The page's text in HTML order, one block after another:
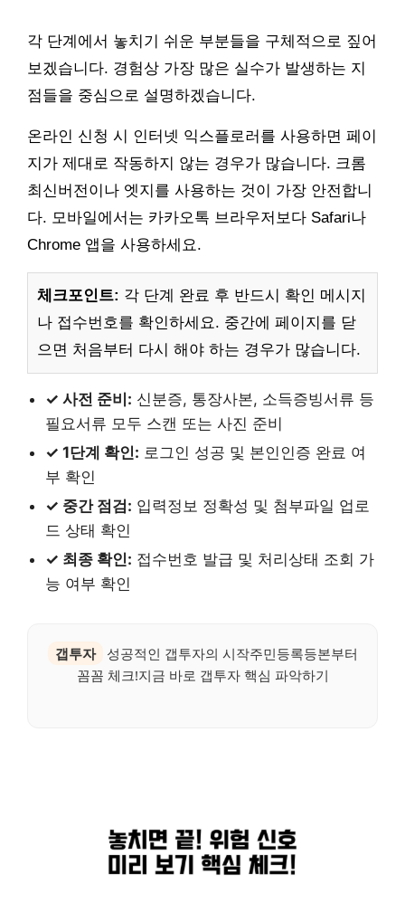
각 단계에서 놓치기 쉬운 부분들을 구체적으로 짚어
보겠습니다. 경험상 가장 많은 실수가 발생하는 지
점들을 중심으로 설명하겠습니다.
온라인 신청 시 인터넷 익스플로러를 사용하면 페이
지가 제대로 작동하지 않는 경우가 많습니다. 크롬
최신버전이나 엣지를 사용하는 것이 가장 안전합니
다. 모바일에서는 카카오톡 브라우저보다 Safari나
Chrome 앱을 사용하세요.
체크포인트: 각 단계 완료 후 반드시 확인 메시지
나 접수번호를 확인하세요. 중간에 페이지를 닫
으면 처음부터 다시 해야 하는 경우가 많습니다.
✓ 사전 준비: 신분증, 통장사본, 소득증빙서류 등
필요서류 모두 스캔 또는 사진 준비
✓ 1단계 확인: 로그인 성공 및 본인인증 완료 여
부 확인
✓ 중간 점검: 입력정보 정확성 및 첨부파일 업로
드 상태 확인
✓ 최종 확인: 접수번호 발급 및 처리상태 조회 가
능 여부 확인
갭투자
성공적인 갭투자의 시작주민등록등본부터
꼼꼼 체크!지금 바로 갭투자 핵심 파악하기